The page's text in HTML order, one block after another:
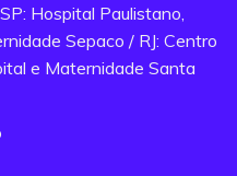
Hospital Paulistano,
Sepaco / RJ: Centro
e Maternidade Santa